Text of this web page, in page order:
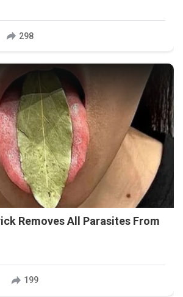
298
Removes All Parasites From
199